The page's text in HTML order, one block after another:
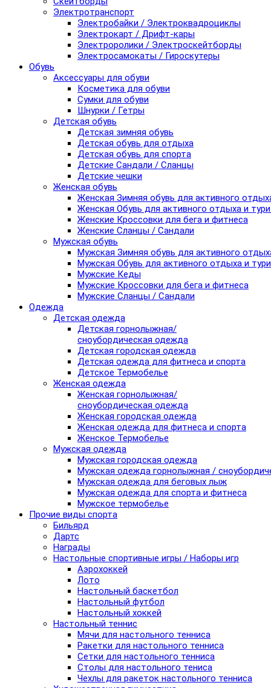
Электротранспорт
Электробайки / Электроквадроциклы
Электрокарт / Дрифт-кары
Электроролики / Электроскейтборды
Электросамокаты / Гироскутеры
Обувь
Аксессуары для обуви
Косметика для обуви
Сумки для обуви
Шнурки / Гетры
Детская обувь
Детская зимняя обувь
Детская обувь для отдыха
Детская обувь для спорта
Детские Сандали / Сланцы
Детские чешки
Женская обувь
Женская Зимняя обувь для активного
Женская Обувь для активного отдыха и
Женские Кроссовки для бега и фитнеса
Женские Сланцы / Сандали
Мужская обувь
Мужская Зимняя обувь для активного
Мужская Обувь для активного отдыха и
Мужские Кеды
Мужские Кроссовки для бега и фитнеса
Мужские Сланцы / Сандали
Одежда
Детская одежда
Детская горнолыжная/
сноубордическая одежда
Детская городская одежда
Детская одежда для фитнеса и спорта
Детское Термобелье
Женская одежда
Женская горнолыжная/
сноубордическая одежда
Женская городская одежда
Женская одежда для фитнеса и спорта
Женское Термобелье
Мужская одежда
Мужская городская одежда
Мужская одежда горнолыжная /
Мужская одежда для беговых лыж
Мужская одежда для спорта и фитнеса
Мужское термобелье
Прочие виды спорта
Бильярд
Дартс
Награды
Настольные спортивные игры / Наборы игр
Аэрохоккей
Лото
Настольный баскетбол
Настольный футбол
Настольный хоккей
Настольный теннис
Мячи для настольного тенниса
Ракетки для настольного тенниса
Сетки для настольного тенниса
Столы для настольного тениса
Чехлы для ракеток настольного тенниса